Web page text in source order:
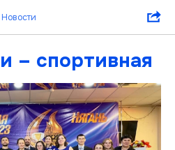
Новости
– спортивная